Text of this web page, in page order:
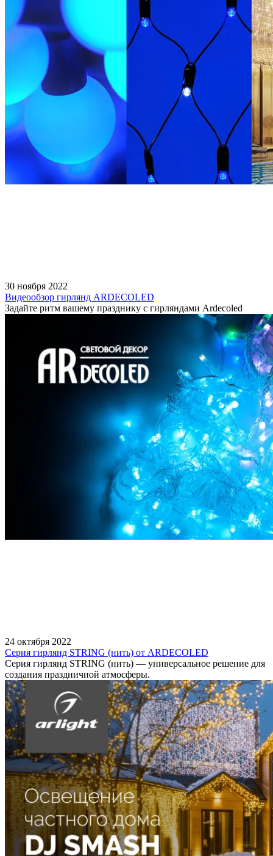
30 ноября 2022
Видеообзор гирлянд ARDECOLED
Задайте ритм вашему празднику с гирляндами Ardecoled
24 октября 2022
Серия гирлянд STRING (нить) от ARDECOLED
Серия гирлянд STRING (нить) — универсальное решение для
создания праздничной атмосферы.